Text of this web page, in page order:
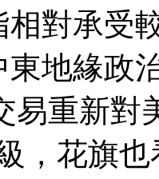
相對承受
東地緣政
易重新對
，花旗